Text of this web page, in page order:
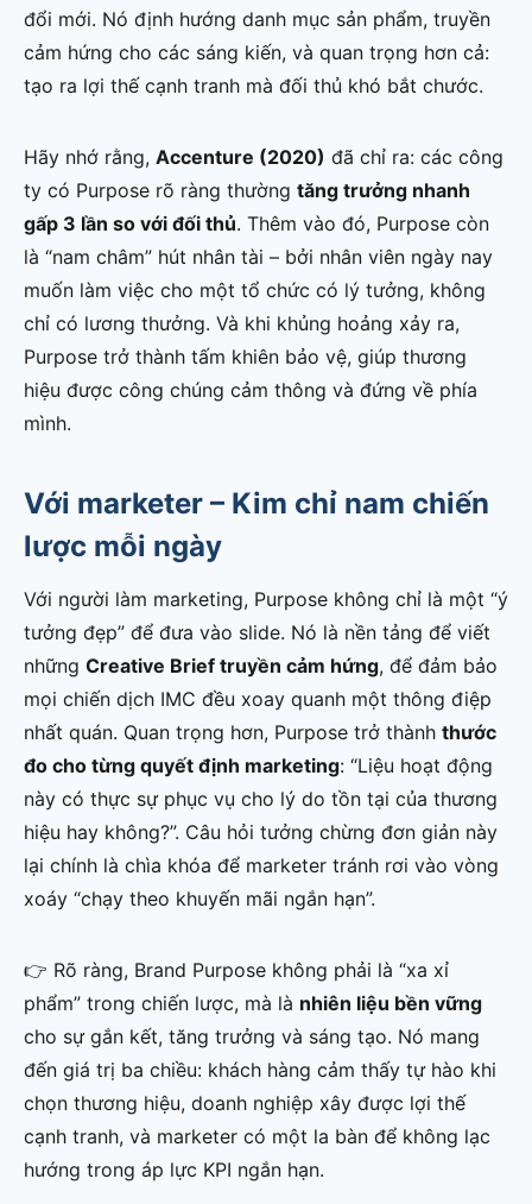
đổi mới. Nó định hướng danh mục sản phẩm, truyền
cảm hứng cho các sáng kiến, và quan trọng hơn cả:
tạo ra lợi thế cạnh tranh mà đối thủ khó bắt chước.
Hãy nhớ rằng, Accenture (2020) đã chỉ ra: các công
ty có Purpose rõ ràng thường tăng trưởng nhanh
gấp 3 lần so với đối thủ. Thêm vào đó, Purpose còn
là “nam châm” hút nhân tài – bởi nhân viên ngày nay
muốn làm việc cho một tổ chức có lý tưởng, không
chỉ có lương thưởng. Và khi khủng hoảng xảy ra,
Purpose trở thành tấm khiên bảo vệ, giúp thương
hiệu được công chúng cảm thông và đứng về phía
mình.
Với marketer – Kim chỉ nam chiến
lược mỗi ngày
Với người làm marketing, Purpose không chỉ là một “ý
tưởng đẹp” để đưa vào slide. Nó là nền tảng để viết
những Creative Brief truyền cảm hứng, để đảm bảo
mọi chiến dịch IMC đều xoay quanh một thông điệp
nhất quán. Quan trọng hơn, Purpose trở thành thước
đo cho từng quyết định marketing: “Liệu hoạt động
này có thực sự phục vụ cho lý do tồn tại của thương
hiệu hay không?”. Câu hỏi tưởng chừng đơn giản này
lại chính là chìa khóa để marketer tránh rơi vào vòng
xoáy “chạy theo khuyến mãi ngắn hạn”.
👉 Rõ ràng, Brand Purpose không phải là “xa xỉ
phẩm” trong chiến lược, mà là nhiên liệu bền vững
cho sự gắn kết, tăng trưởng và sáng tạo. Nó mang
đến giá trị ba chiều: khách hàng cảm thấy tự hào khi
chọn thương hiệu, doanh nghiệp xây được lợi thế
cạnh tranh, và marketer có một la bàn để không lạc
hướng trong áp lực KPI ngắn hạn.